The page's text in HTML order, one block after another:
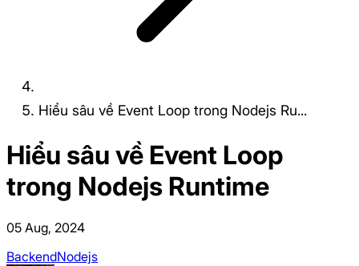
Hiểu sâu về Event Loop trong Nodejs Ru...
Hiểu sâu về Event Loop
trong Nodejs Runtime
05 Aug, 2024
BackendNodejs